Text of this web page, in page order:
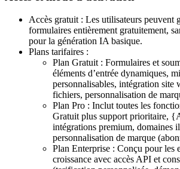
Accès gratuit : Les utilisateurs peuvent
formulaires entièrement gratuitement,
pour la génération IA basique.
Plans tarifaires :
Plan Gratuit : Formulaires et
éléments d’entrée dynamiques,
personnalisables, intégration site
fichiers, personnalisation de
Plan Pro : Inclut toutes les
Gratuit plus support prioritaire,
intégrations premium, domaines
personnalisation de marque
Plan Enterprise : Conçu pour les
croissance avec accès API et